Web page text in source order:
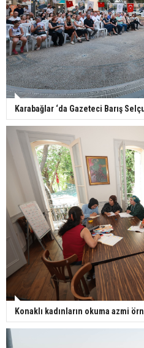
Karabağlar ‘da Gazeteci Barış
Konaklı kadınların okuma azmi